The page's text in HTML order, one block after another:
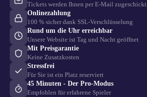
Tickets werden Ihnen per E-Mail zugeschickt
Onlinezahlung
100 % sicher dank SSL-Verschlüsselung
Rund um die Uhr erreichbar
Unsere Website ist Tag und Nacht geöffnet
Mit Preisgarantie
Keine Zusatzkosten
Stressfrei
Für Sie ist ein Platz reserviert
45 Minuten - Der Pro-Modus
Empfohlen für erfahrene Spieler